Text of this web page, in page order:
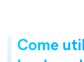
Come